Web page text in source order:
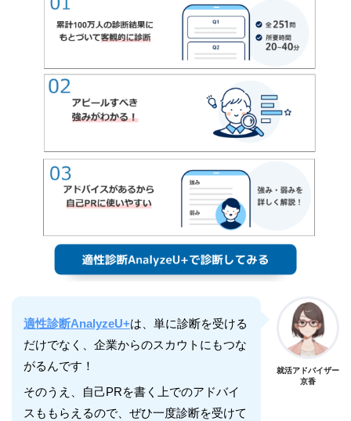
適性診断AnalyzeU+は、単に診断を受ける
だけでなく、企業からのスカウトにもつな
がるんです！
そのうえ、自己PRを書く上でのアドバイ
スももらえるので、ぜひ一度診断を受けて
就活アドバイザー
京香